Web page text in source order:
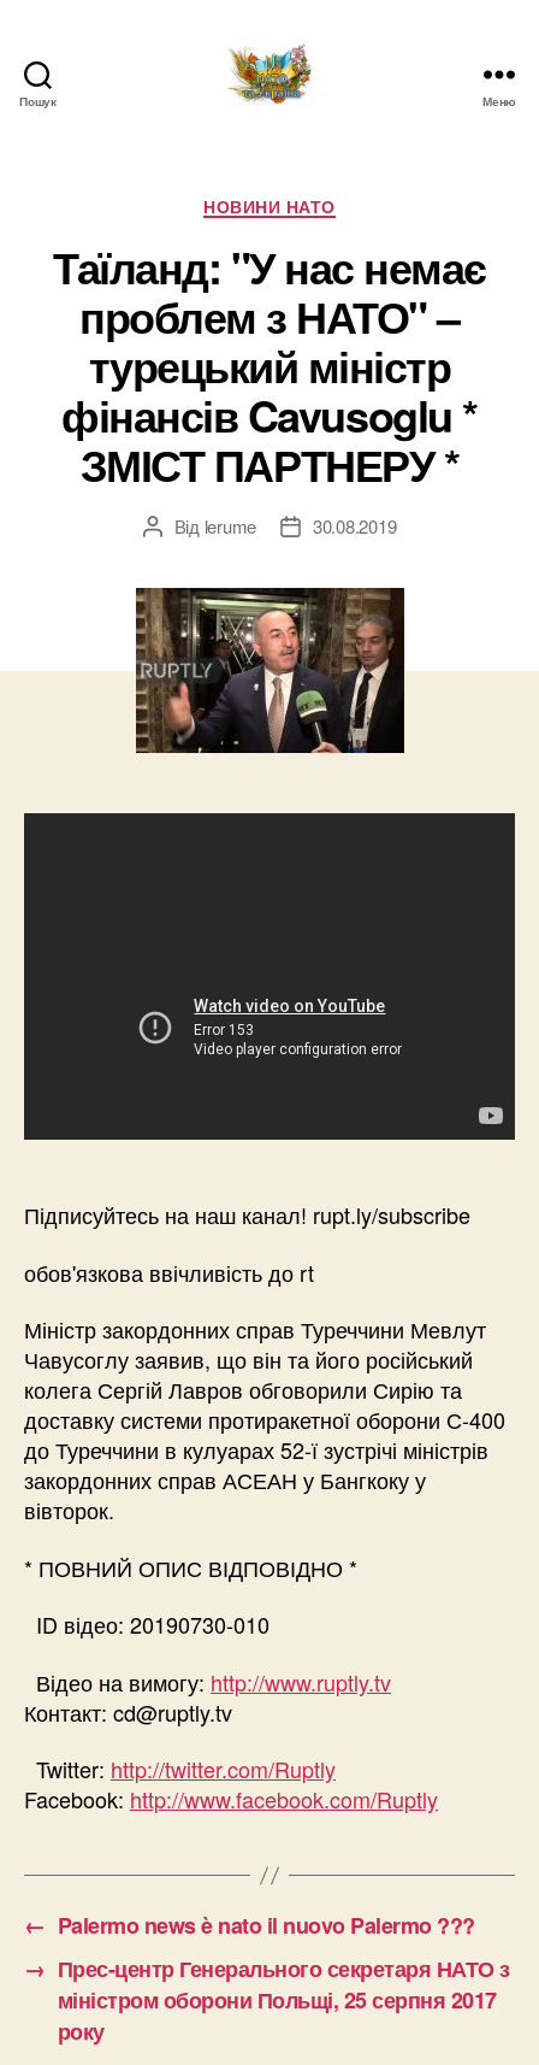
Пошук
Новини
про
НАТО
в
Україні
Меню
Категорії
НОВИНИ НАТО
Таїланд: "У нас немає
проблем з НАТО" –
турецький міністр
фінансів Cavusoglu *
ЗМІСТ ПАРТНЕРУ *
Автор
Від lerume
Дата30.08.2019
Підписуйтесь на наш канал! rupt.ly/subscribe
обов'язкова ввічливість до rt
Міністр закордонних справ Туреччини Мевлут
Чавусоглу заявив, що він та його російський
колега Сергій Лавров обговорили Сирію та
доставку системи протиракетної оборони С-400
до Туреччини в кулуарах 52-ї зустрічі міністрів
закордонних справ АСЕАН у Бангкоку у
вівторок.
* ПОВНИЙ ОПИС ВІДПОВІДНО *
ID відео: 20190730-010
Відео на вимогу: http://www.ruptly.tv
Контакт: cd@ruptly.tv
Twitter: http://twitter.com/Ruptly
Facebook: http://www.facebook.com/Ruptly
← Palermo news è nato il nuovo Palermo ???
→ Прес-центр Генерального секретаря НАТО з
міністром оборони Польщі, 25 серпня 2017
року